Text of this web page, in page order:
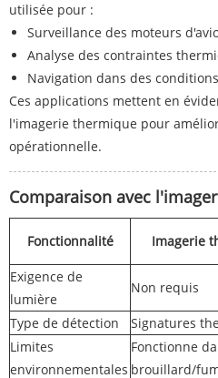
utilisée pour :
Surveillance des moteurs
Analyse des contraintes
Navigation dans des
Ces applications mettent en
l'imagerie thermique pour
opérationnelle.
Comparaison avec
Fonctionnalité Imagerie
Exigence de
lumière
Non requis
Type de détection Signatures
Limites
environnementales
Fonctionne
brouillard/